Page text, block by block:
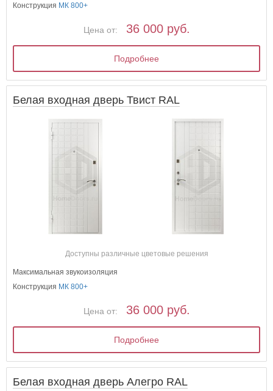
Конструкция МК 800+
Цена от: 36 000 руб.
Подробнее
Белая входная дверь Твист RAL
Доступны различные цветовые решения
Максимальная звукоизоляция
Конструкция МК 800+
Цена от: 36 000 руб.
Подробнее
Белая входная дверь Алегро RAL